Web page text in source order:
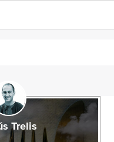
Trelis